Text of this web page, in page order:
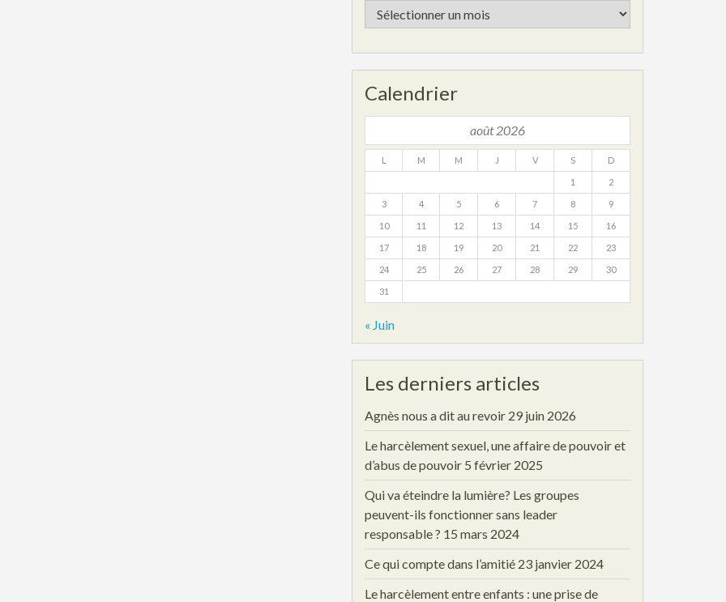
Les
archives
Calendrier
août 2026
L M M J V S D
1 2
3 4 5 6 7 8 9
10 11 12 13 14 15 16
17 18 19 20 21 22 23
24 25 26 27 28 29 30
31
« Juin
Les derniers articles
Agnès nous a dit au revoir 29 juin 2026
Le harcèlement sexuel, une affaire de pouvoir et
d’abus de pouvoir 5 février 2025
Qui va éteindre la lumière? Les groupes
peuvent-ils fonctionner sans leader
responsable ? 15 mars 2024
Ce qui compte dans l’amitié 23 janvier 2024
Le harcèlement entre enfants : une prise de